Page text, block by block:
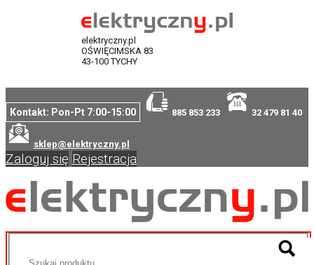
elektryczny.pl
OŚWIĘCIMSKA 83
43-100 TYCHY
Kontakt: Pon-Pt 7:00-15:00 885 853 233 32 479 81 40
sklep@elektryczny.pl
Zaloguj się Rejestracja